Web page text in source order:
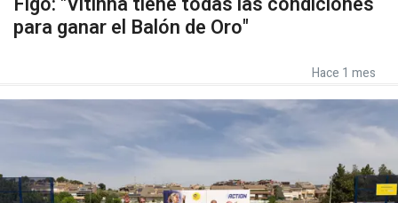
para ganar el Balón de Oro"
Hace 1 mes